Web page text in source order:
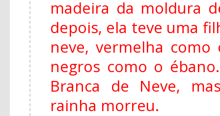
madeira da moldura
depois, ela teve uma
neve, vermelha
negros como o
Branca de Neve,
rainha morreu.